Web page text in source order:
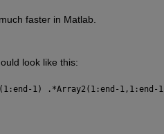
faster in Matlab.
look like this:
1) .*Array2(1:end-1,1:end-